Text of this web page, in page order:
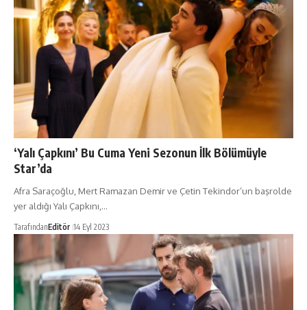
‘Yalı Çapkını’ Bu Cuma Yeni Sezonun İlk Bölümüyle
Star’da
Afra Saraçoğlu, Mert Ramazan Demir ve Çetin Tekindor’un başrolde
yer aldığı Yalı Çapkını,…
TarafındanEditör 14 Eyl 2023